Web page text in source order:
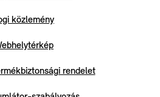
közlemény
rendelet